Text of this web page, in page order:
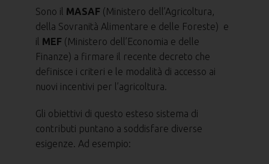
Sono il MASAF (Ministero dell’Agricoltura,
della Sovranità Alimentare e delle Foreste) e
il MEF (Ministero dell’Economia e delle
Finanze) a firmare il recente decreto che
definisce i criteri e le modalità di accesso ai
nuovi incentivi per l’agricoltura.
Gli obiettivi di questo esteso sistema di
contributi puntano a soddisfare diverse
esigenze. Ad esempio: